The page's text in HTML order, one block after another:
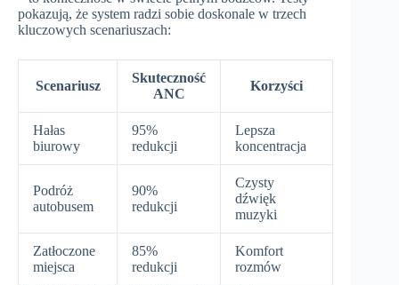
pokazują, że system radzi sobie doskonale w trzech
kluczowych scenariuszach:
Scenariusz
Skuteczność
ANC
Korzyści
Hałas
biurowy
95%
redukcji
Lepsza
koncentracja
Podróż
autobusem
90%
redukcji
Czysty
dźwięk
muzyki
Zatłoczone
miejsca
85%
redukcji
Komfort
rozmów